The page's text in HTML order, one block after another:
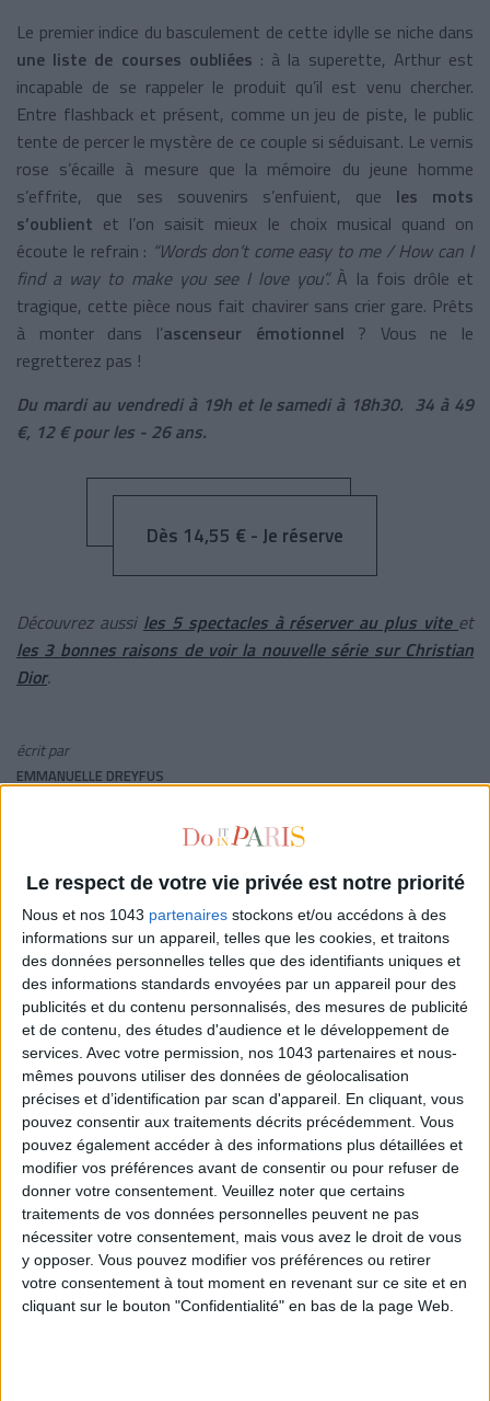
Le respect de votre vie privée est notre priorité
Nous et nos 1043 partenaires stockons et/ou accédons à des
informations sur un appareil, telles que les cookies, et traitons
des données personnelles telles que des identifiants uniques et
des informations standards envoyées par un appareil pour des
publicités et du contenu personnalisés, des mesures de publicité
et de contenu, des études d'audience et le développement de
services. Avec votre permission, nos 1043 partenaires et nous-
mêmes pouvons utiliser des données de géolocalisation
précises et d’identification par scan d'appareil. En cliquant, vous
pouvez consentir aux traitements décrits précédemment. Vous
pouvez également accéder à des informations plus détaillées et
modifier vos préférences avant de consentir ou pour refuser de
donner votre consentement. Veuillez noter que certains
traitements de vos données personnelles peuvent ne pas
nécessiter votre consentement, mais vous avez le droit de vous
y opposer. Vous pouvez modifier vos préférences ou retirer
votre consentement à tout moment en revenant sur ce site et en
cliquant sur le bouton "Confidentialité" en bas de la page Web.
Le premier indice du basculement de cette idylle se niche dans
une liste de courses oubliées : à la superette, Arthur est
incapable de se rappeler le produit qu’il est venu chercher.
Entre flashback et présent, comme un jeu de piste, le public
tente de percer le mystère de ce couple si séduisant. Le vernis
rose s’écaille à mesure que la mémoire du jeune homme
s’effrite, que ses souvenirs s’enfuient, que les mots
s’oublient et l’on saisit mieux le choix musical quand on
écoute le refrain : “Words don’t come easy to me / How can I
find a way to make you see I love you”.À la fois drôle et
tragique, cette pièce nous fait chavirer sans crier gare. Prêts
à monter dans l’ascenseur émotionnel ? Vous ne le
regretterez pas !
Du mardi au vendredi à 19h et le samedi à 18h30. 34 à 49
€, 12 € pour les - 26 ans.
Dès 14,55 € - Je réserve
Découvrez aussi les 5 spectacles à réserver au plus vite et
les 3 bonnes raisons de voir la nouvelle série sur Christian
Dior.
écrit par
EMMANUELLE DREYFUS
LOU COHEN
Voir tous ses articles
OÙ LE TROUVER ?
THÉÂTRE ANTOINE
14, boulevard de Strasbourg
75010 Paris
01 42 08 77 71
theatre-antoine.com
Strasbourg-saint-denis
Chateau D'eau
Strasbourg-saint-denis
JE PARTAGE !